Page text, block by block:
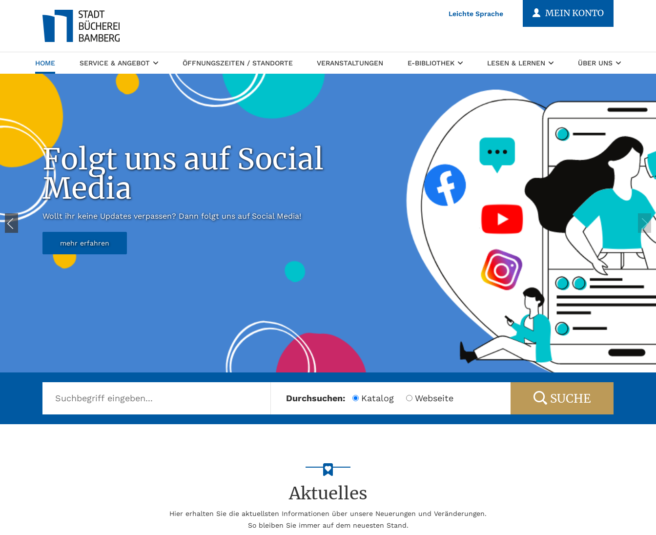
Leichte Sprache MEIN KONTO
HOME (CURRENT)SERVICE & ANGEBOT ÖFFNUNGSZEITEN / STANDORTE VERANSTALTUNGEN E-BIBLIOTHEK LESEN & LERNEN ÜBER UNS
Folgt uns auf Social
Media
Wollt ihr keine Updates verpassen? Dann folgt uns auf Social Media!
mehr erfahren
Durchsuchen: Katalog Webseite SUCHE
Aktuelles
Hier erhalten Sie die aktuellsten Informationen über unsere Neuerungen und Veränderungen.
So bleiben Sie immer auf dem neuesten Stand.